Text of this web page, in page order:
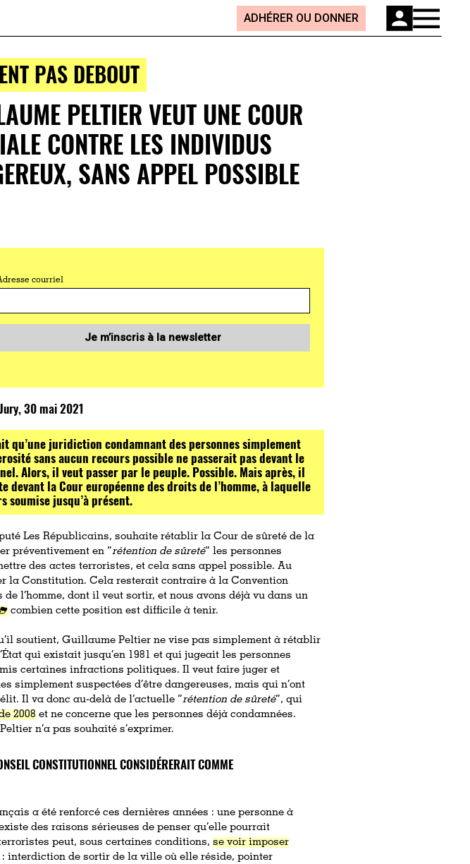
ADHÉRER OU DONNER
PAS DEBOUT
PELTIER VEUT UNE COUR
CONTRE LES INDIVIDUS
SANS APPEL POSSIBLE
courriel
Je m’inscris à la newsletter
30 mai 2021
qu’une juridiction condamnant des personnes simplement
sans aucun recours possible ne passerait pas devant le
Alors, il veut passer par le peuple. Possible. Mais après, il
devant la Cour européenne des droits de l’homme, à laquelle
soumise jusqu’à présent.
Les Républicains, souhaite rétablir la Cour de sûreté de la
préventivement en “rétention de sûreté” les personnes
des actes terroristes, et cela sans appel possible. Au
la Constitution. Cela resterait contraire à la Convention
de l’homme, dont il veut sortir, et nous avons déjà vu dans un
combien cette position est difficile à tenir.
soutient, Guillaume Peltier ne vise pas simplement à rétablir
qui existait jusqu’en 1981 et qui jugeait les personnes
certaines infractions politiques. Il veut faire juger et
simplement suspectées d’être dangereuses, mais qui n’ont
Il va donc au-delà de l’actuelle “rétention de sûreté”, qui
2008 et ne concerne que les personnes déjà condamnées.
n’a pas souhaité s’exprimer.
CONSTITUTIONNEL CONSIDÉRERAIT COMME
a été renforcé ces dernières années : une personne à
des raisons sérieuses de penser qu’elle pourrait
peut, sous certaines conditions,se voir imposer
: interdiction de sortir de la ville où elle réside, pointer